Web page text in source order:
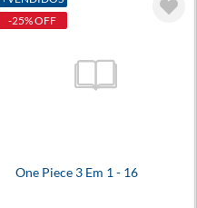
-25% OFF
One Piece 3 Em 1 - 16